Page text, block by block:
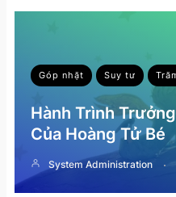
Góp nhặt Suy tư
Hành Trình
Của Hoàng Tử Bé
System Administration